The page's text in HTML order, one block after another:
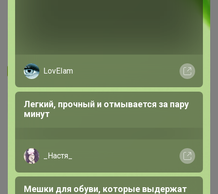
Запомнить Забыли пароль?
Войти
Войти с помощью других сервисов
LovEIam
Легкий, прочный и отмывается за пару
минут
_Настя_
Мешки для обуви, которые выдержат